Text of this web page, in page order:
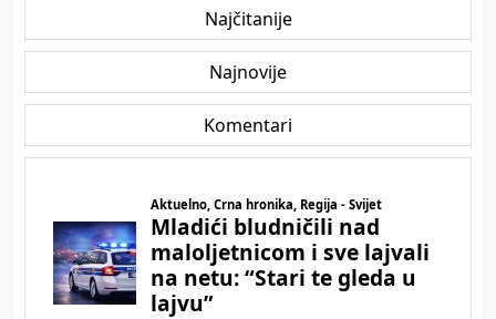
Najčitanije
Najnovije
Komentari